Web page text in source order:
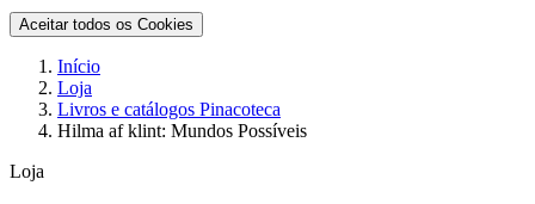
Aceitar todos os Cookies
Início
Loja
Livros e catálogos Pinacoteca
Hilma af klint: Mundos Possíveis
Loja